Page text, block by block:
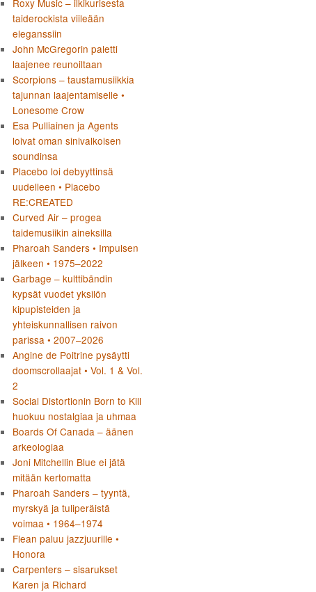
Roxy Music – ilkikurisesta
taiderockista viileään
eleganssiin
John McGregorin paletti
laajenee reunoiltaan
Scorpions – taustamusiikkia
tajunnan laajentamiselle •
Lonesome Crow
Esa Pulliainen ja Agents
loivat oman sinivalkoisen
soundinsa
Placebo loi debyyttinsä
uudelleen • Placebo
RE:CREATED
Curved Air – progea
taidemusiikin aineksilla
Pharoah Sanders • Impulsen
jälkeen • 1975–2022
Garbage – kulttibändin
kypsät vuodet yksilön
kipupisteiden ja
yhteiskunnallisen raivon
parissa • 2007–2026
Angine de Poitrine pysäytti
doomscrollaajat • Vol. 1 & Vol.
2
Social Distortionin Born to Kill
huokuu nostalgiaa ja uhmaa
Boards Of Canada – äänen
arkeologiaa
Joni Mitchellin Blue ei jätä
mitään kertomatta
Pharoah Sanders – tyyntä,
myrskyä ja tuliperäistä
voimaa • 1964–1974
Flean paluu jazzjuurille •
Honora
Carpenters – sisarukset
Karen ja Richard